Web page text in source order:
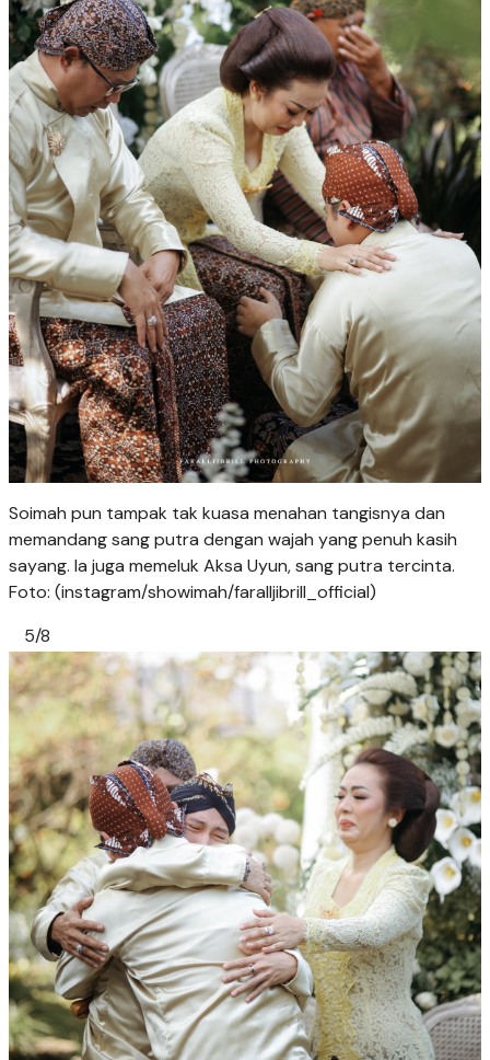
Soimah pun tampak tak kuasa menahan tangisnya dan
memandang sang putra dengan wajah yang penuh kasih
sayang. Ia juga memeluk Aksa Uyun, sang putra tercinta.
Foto: (instagram/showimah/faralljibrill_official)
5/8